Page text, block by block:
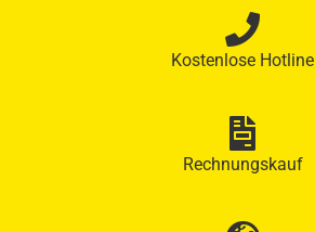
Kostenlose Hotline
Rechnungskauf